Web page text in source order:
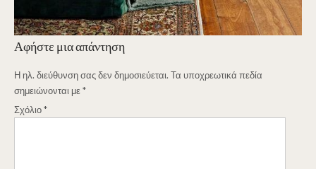
Αφήστε μια απάντηση
Η ηλ. διεύθυνση σας δεν δημοσιεύεται. Τα υποχρεωτικά πεδία
σημειώνονται με*
Σχόλιο*